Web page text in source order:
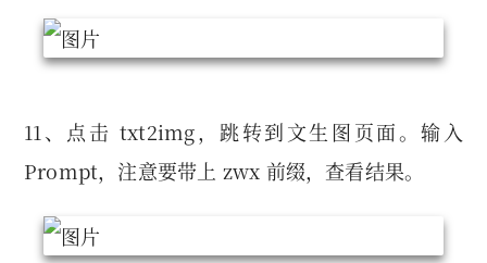
11、点击 txt2img，跳转到文生图⻚面。输入
Prompt，注意要带上 zwx 前缀，查看结果。